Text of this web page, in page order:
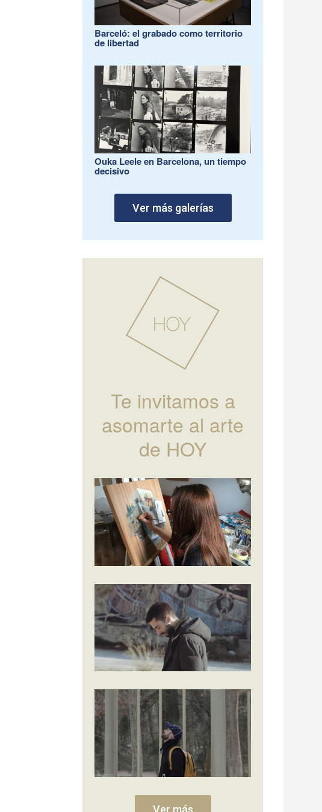
Barceló: el grabado como territorio
de libertad
Ouka Leele en Barcelona, un tiempo
decisivo
Ver más galerías
Te invitamos a
asomarte al arte
de HOY
Ver más